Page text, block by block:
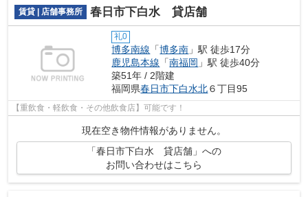
賃貸 | 店舗事務所 春日市下白水 貸店舗
礼0
博多南線 「博多南 」駅 徒歩17分
鹿児島本線 「南福岡 」駅 徒歩40分
築51年 / 2階建
福岡県春日市下白水北６丁目95
【重飲食・軽飲食・その他飲食店】可能です！
現在空き物件情報がありません。
「春日市下白水 貸店舗」への
お問い合わせはこちら